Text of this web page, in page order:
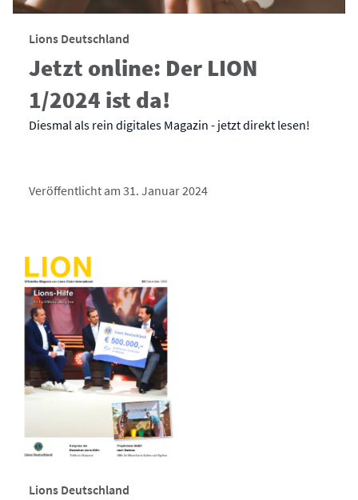
Lions Deutschland
Jetzt online: Der LION
1/2024 ist da!
Diesmal als rein digitales Magazin - jetzt direkt lesen!
Veröffentlicht am 31. Januar 2024
Lions Deutschland